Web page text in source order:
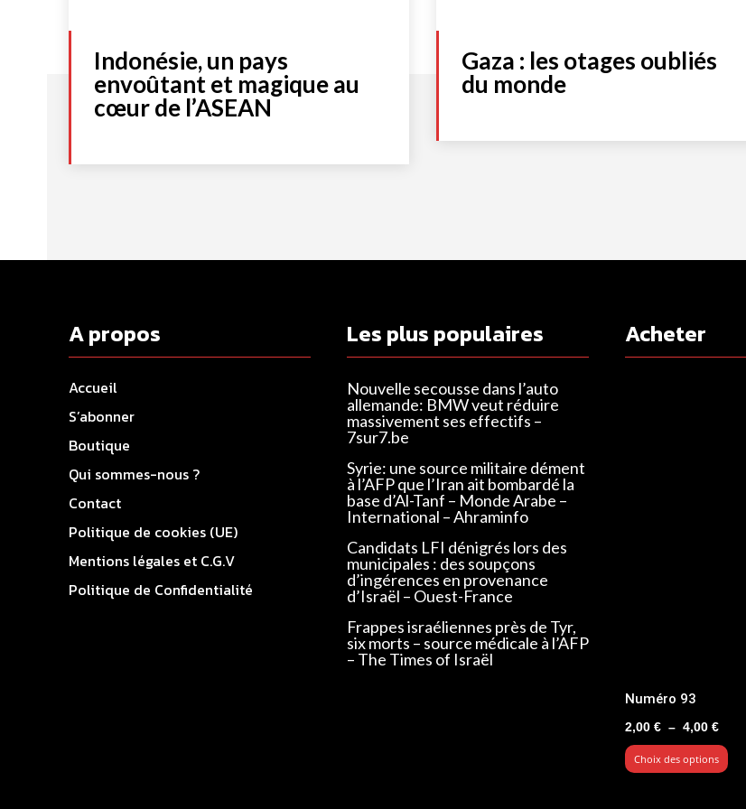
Indonésie, un pays
envoûtant et magique au
cœur de l’ASEAN
Gaza : les otages oubliés
du monde
A propos
Accueil
S’abonner
Boutique
Qui sommes-nous ?
Contact
Politique de cookies (UE)
Mentions légales et C.G.V
Politique de Confidentialité
Les plus populaires
Nouvelle secousse dans l’auto
allemande: BMW veut réduire
massivement ses effectifs –
7sur7.be
Syrie: une source militaire dément
à l’AFP que l’Iran ait bombardé la
base d’Al-Tanf – Monde Arabe –
International – Ahraminfo
Candidats LFI dénigrés lors des
municipales : des soupçons
d’ingérences en provenance
d’Israël – Ouest-France
Frappes israéliennes près de Tyr,
six morts – source médicale à l’AFP
– The Times of Israël
Acheter
Numéro 93
2,00 € – 4,00 €Plage
de
prix :
Choix des options